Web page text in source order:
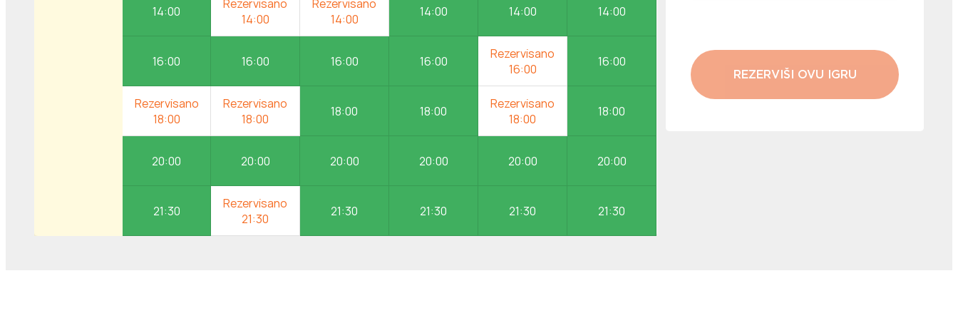
14:00
16:00
20:00
21:30
16:00
20:00
16:00
18:00
20:00
21:30
14:00
16:00
18:00
20:00
21:30
14:00
20:00
21:30
14:00
16:00
18:00
20:00
21:30
REZERVIŠI OVU IGRU